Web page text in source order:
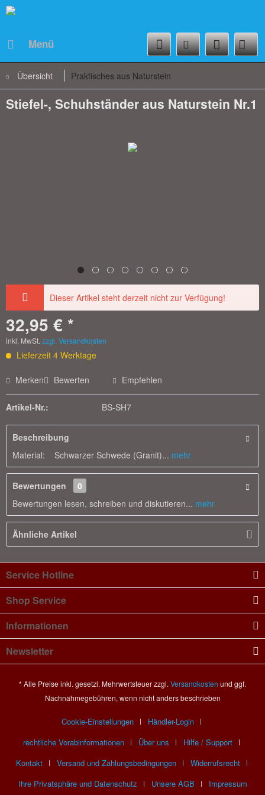
Menü
Übersicht Praktisches aus Naturstein
Stiefel-, Schuhständer aus Naturstein Nr.1
Dieser Artikel steht derzeit nicht zur Verfügung!
32,95 € *
inkl. MwSt. zzgl. Versandkosten
Lieferzeit 4 Werktage
Merken Bewerten Empfehlen
Artikel-Nr.: BS-SH7
Beschreibung
Material: Schwarzer Schwede (Granit)... mehr
Bewertungen
0
Bewertungen lesen, schreiben und diskutieren... mehr
Ähnliche Artikel
Service Hotline
Shop Service
Informationen
Newsletter
* Alle Preise inkl. gesetzl. Mehrwertsteuer zzgl. Versandkosten und ggf.
Nachnahmegebühren, wenn nicht anders beschrieben
Cookie-Einstellungen
Händler-Login
rechtliche Vorabinformationen
Über uns
Hilfe / Support
Kontakt
Versand und Zahlungsbedingungen
Widerrufsrecht
Ihre Privatsphäre und Datenschutz
Unsere AGB Impressum